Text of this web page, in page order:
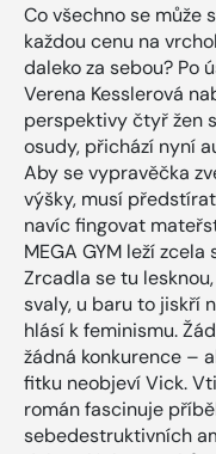
Co všechno se může
každou cenu na
daleko za sebou? Po
Verena Kesslerová
perspektivy čtyř žen
osudy, přichází nyní
Aby se vypravěčka
výšky, musí
navíc fingovat
MEGA GYM leží
Zrcadla se tu
svaly, u baru to jiskří
hlásí k feminismu.
žádná konkurence –
fitku neobjeví Vick.
román fascinuje
sebedestruktivních